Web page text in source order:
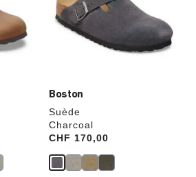
Boston
Suède
Charcoal
Price:
CHF 170,00
couleurs
modifiera